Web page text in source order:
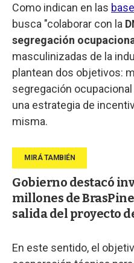
Como indican en las
busca "colaborar con la
segregación
masculinizadas de la
plantean dos objetivos:
segregación
una estrategia de
misma.
Gobierno destacó
millones de
salida del proyecto
En este sentido, el